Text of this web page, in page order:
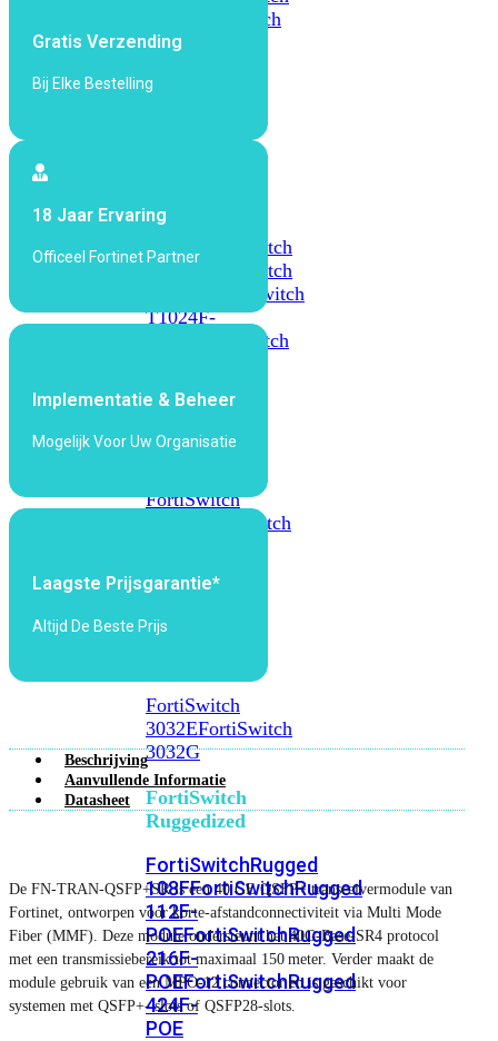
FortiSwitch
648F-
FortiSwitch
1024E
FortiSwitch
FortiSwitch
FortiSwitch
T1024F-
FortiSwitch
FortiSwitch
2000
Series
FortiSwitch
FortiSwitch
FortiSwitch
3000
FortiSwitch
3032EFortiSwitch
3032G
FortiSwitch
Ruggedized
FortiSwitchRugged
108FFortiSwitchRugged
112F-
POEFortiSwitchRugged
216F-
POEFortiSwitchRugged
424F-
POE
Gratis Verzending
Bij Elke Bestelling
18 Jaar Ervaring
Officeel Fortinet Partner
Implementatie & Beheer
Mogelijk Voor Uw Organisatie
Laagste Prijsgarantie*
Altijd De Beste Prijs
Beschrijving
Aanvullende Informatie
Datasheet
De FN‑TRAN‑QSFP+SR is een 40 GE QSFP+ transceivermodule van
Fortinet, ontworpen voor korte‑afstandconnectiviteit via Multi Mode
Fiber (MMF). Deze module ondersteunt het 40G‑Base‑SR4 protocol
met een transmissiebereik tot maximaal 150 meter. Verder maakt de
module gebruik van een MPO‑12 connector en is geschikt voor
systemen met QSFP+‑ slots of QSFP28‑slots.